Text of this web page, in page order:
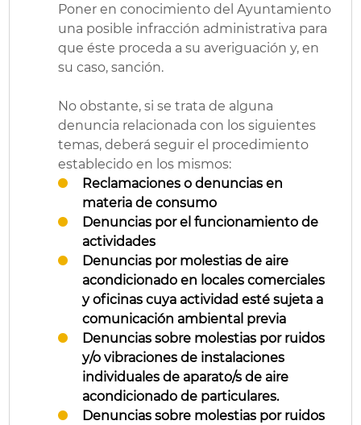
Poner en conocimiento del Ayuntamiento
una posible infracción administrativa para
que éste proceda a su averiguación y, en
su caso, sanción.
No obstante, si se trata de alguna
denuncia relacionada con los siguientes
temas, deberá seguir el procedimiento
establecido en los mismos:
Reclamaciones o denuncias en
materia de consumo
Denuncias por el funcionamiento de
actividades
Denuncias por molestias de aire
acondicionado en locales comerciales
y oficinas cuya actividad esté sujeta a
comunicación ambiental previa
Denuncias sobre molestias por ruidos
y/o vibraciones de instalaciones
individuales de aparato/s de aire
acondicionado de particulares.
Denuncias sobre molestias por ruidos